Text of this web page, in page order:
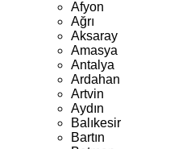
Afyon
Ağrı
Aksaray
Amasya
Antalya
Ardahan
Artvin
Aydın
Balıkesir
Bartın